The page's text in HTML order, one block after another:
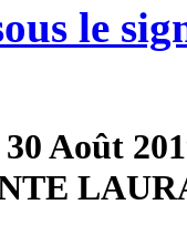
le
Août